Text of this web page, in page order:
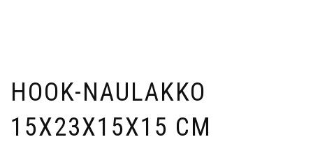
HOOK-NAULAKKO
15X23X15X15 CM